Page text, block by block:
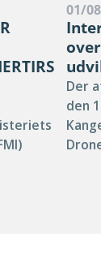
01/
Der
den